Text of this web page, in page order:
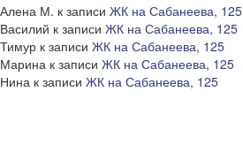
Алена М. к записи ЖК на Сабанеева, 125
Василий к записи ЖК на Сабанеева, 125
Тимур к записи ЖК на Сабанеева, 125
Марина к записи ЖК на Сабанеева, 125
Нина к записи ЖК на Сабанеева, 125